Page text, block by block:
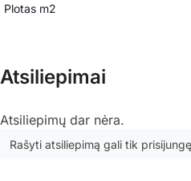
Plotas m2
Atsiliepimai
Atsiliepimų dar nėra.
Rašyti atsiliepimą gali tik